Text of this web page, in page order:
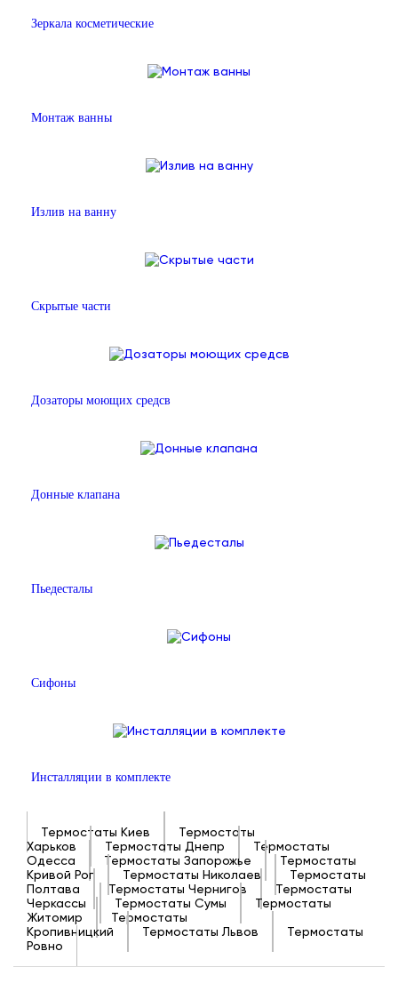
Зеркала косметические
Монтаж ванны
Излив на ванну
Скрытые части
Дозаторы моющих средсв
Донные клапана
Пьедесталы
Сифоны
Инсталляции в комплекте
Термостаты Киев
Термостаты
Харьков
Термостаты Днепр
Термостаты
Одесса
Термостаты Запорожье
Термостаты
Кривой Рог
Термостаты Николаев
Термостаты
Полтава
Термостаты Чернигов
Термостаты
Черкассы
Термостаты Сумы
Термостаты
Житомир
Термостаты
Кропивницкий
Термостаты Львов
Термостаты
Ровно